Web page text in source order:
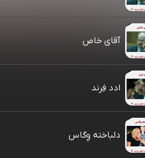
آقای خاص
ادد فِرند
دلباخته وِگاس